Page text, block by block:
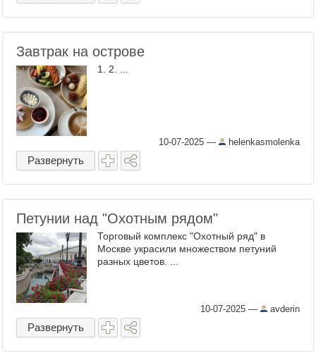
Завтрак на острове
1. 2. ...
10-07-2025 — helenkasmolenka
Развернуть
Петунии над "Охотным рядом"
Торговый комплекс "Охотный ряд" в
Москве украсили множеством петуний
разных цветов. ...
10-07-2025 — avderin
Развернуть